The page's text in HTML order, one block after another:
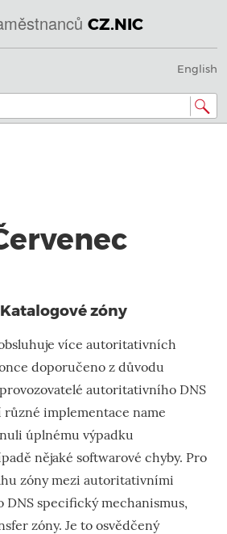
CZ.NIC
English
Katalogové zóny
více autoritativních
doporučeno z důvodu
autoritativního DNS
implementace name
úplnému výpadku
nějaké softwarové chyby. Pro
zóny mezi autoritativními
DNS specifický mechanismus,
zóny. Je to osvědčený